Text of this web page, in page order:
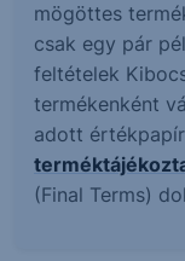
mögöttes
csak egy pár
feltételek
termékenként
adott
(Final Terms)